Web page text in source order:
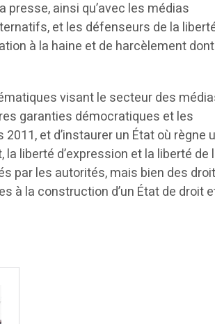
ainsi qu’avec les médias
et les défenseurs de la
à la haine et de harcèlement
visant le secteur des
garanties démocratiques et les
et d’instaurer un État où règne
liberté d’expression et la liberté de
par les autorités, mais bien des
à la construction d’un État de droit